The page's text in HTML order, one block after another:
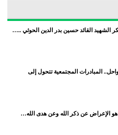
الشهيد القائد حسين بدر الدين الحوثي ..…
المبادرات المجتمعية تتحول إلى
هو الإعراض عن ذكر الله وعن هدى الله…